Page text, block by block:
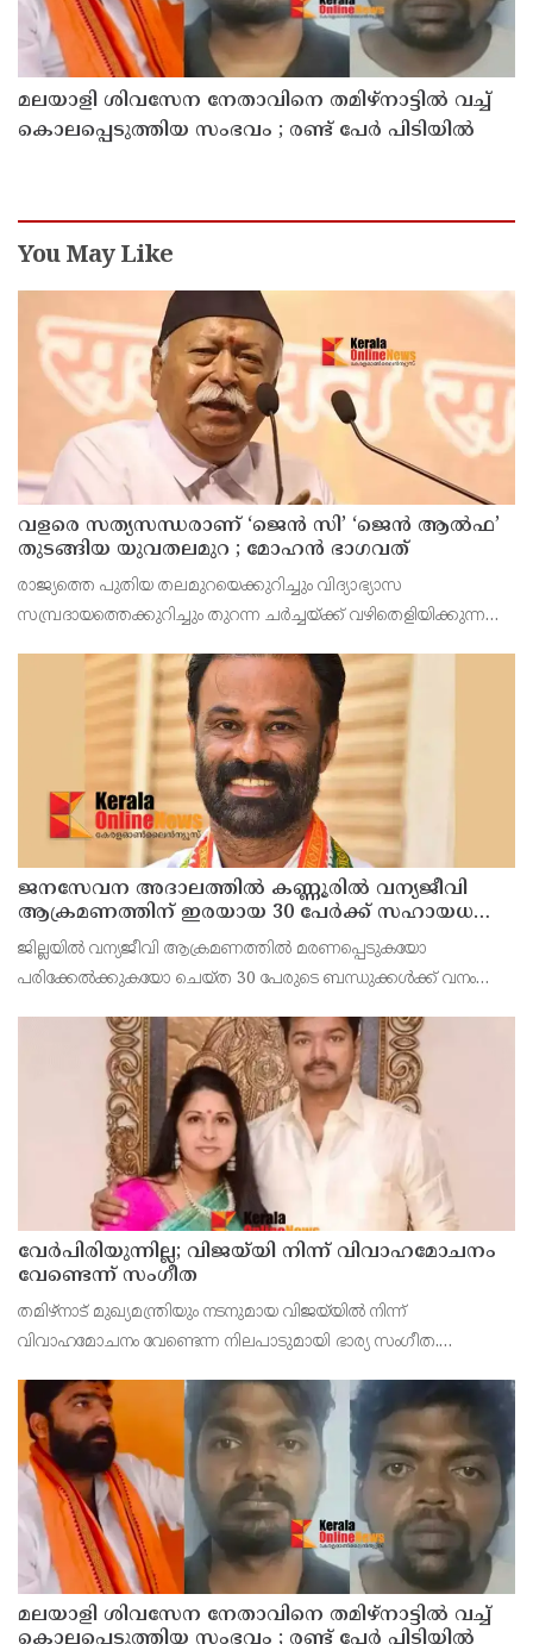
മലയാളി ശിവസേന നേതാവിനെ തമിഴ്നാട്ടിൽ വച്ച്
കൊലപ്പെടുത്തിയ സംഭവം ; രണ്ട് പേർ പിടിയിൽ
You May Like
വളരെ സത്യസന്ധരാണ് ‘ജെൻ സി’ ‘ജെൻ ആൽഫ’
തുടങ്ങിയ യുവതലമുറ ; മോഹൻ ഭാഗവത്
രാജ്യത്തെ പുതിയ തലമുറയെക്കുറിച്ചും വിദ്യാഭ്യാസ
സമ്പ്രദായത്തെക്കുറിച്ചും തുറന്ന ചർച്ചയ്ക്ക് വഴിതെളിയിക്കുന്ന
മോഹൻ ഭാഗവത് രംഗത്ത്. നിലവിലെ തലമുറയെക്കാൾ വളരെ
ജനസേവന അദാലത്തിൽ കണ്ണൂരിൽ വന്യജീവി
ആക്രമണത്തിന് ഇരയായ 30 പേർക്ക് സഹായധനം
അനുവദിച്ചു
ജില്ലയിൽ വന്യജീവി ആക്രമണത്തിൽ മരണപ്പെടുകയോ
പരിക്കേൽക്കുകയോ ചെയ്ത 30 പേരുടെ ബന്ധുക്കൾക്ക് വനം
സഹായധനം അനുവദിച്ചു. സംസ്ഥാന സർക്കാരിന്റെ നൂറുദിന
പരിപാടിയിൽ
വേർപിരിയുന്നില്ല; വിജയ്‍യി നിന്ന് വിവാഹമോചനം
വേണ്ടെന്ന് സംഗീത
തമിഴ്നാട് മുഖ്യമന്ത്രിയും നടനുമായ വിജയ്‍യിൽ നിന്ന്
വിവാഹമോചനം വേണ്ടെന്ന നിലപാടുമായി ഭാര്യ സംഗീത.
പിൻവലിക്കാനുള്ള തീരുമാനം സംഗീത ചെങ്കൽപ്പെട്ട് കുടുംബ
മലയാളി ശിവസേന നേതാവിനെ തമിഴ്നാട്ടിൽ വച്ച്
കൊലപ്പെടുത്തിയ സംഭവം ; രണ്ട് പേർ പിടിയിൽ